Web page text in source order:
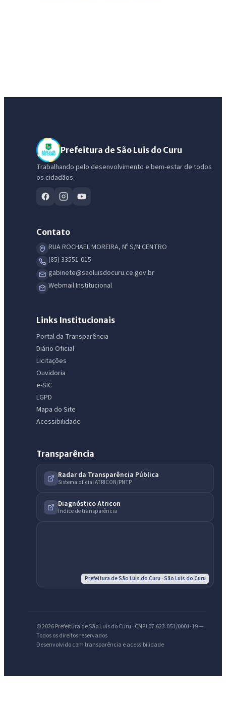
Prefeitura de São Luis do Curu
Trabalhando pelo desenvolvimento e bem-estar de todos
os cidadãos.
Contato
RUA ROCHAEL MOREIRA, Nº S/N CENTRO
(85) 33551-015
gabinete@saoluisdocuru.ce.gov.br
Webmail Institucional
Links Institucionais
Portal da Transparência
Diário Oficial
Licitações
Ouvidoria
e-SIC
LGPD
Mapa do Site
Acessibilidade
Transparência
Radar da Transparência Pública
Sistema oficial ATRICON/PNTP
Diagnóstico Atricon
Índice de transparência
Prefeitura de São Luis do Curu · São Luís do Curu
© 2026 Prefeitura de São Luis do Curu · CNPJ 07.623.051/0001-19 —
Todos os direitos reservados
Desenvolvido com transparência e acessibilidade